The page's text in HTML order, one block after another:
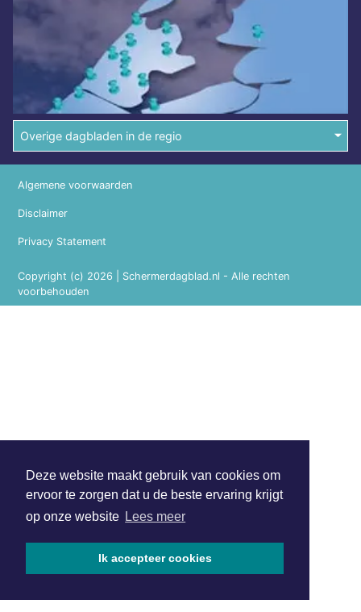
Deze website maakt gebruik van cookies om
ervoor te zorgen dat u de beste ervaring krijgt
op onze website Lees meer
Ik accepteer cookies
Overige dagbladen in de regio
Copyright (c) 2026 | Schermerdagblad.nl - Alle rechten
voorbehouden
Algemene voorwaarden
Disclaimer
Privacy Statement